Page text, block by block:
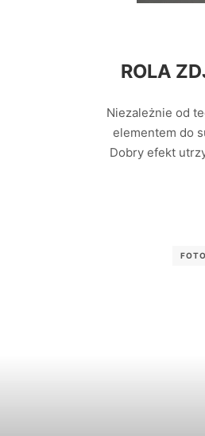
ROLA
Niezależnie od
elementem do
Dobry efekt